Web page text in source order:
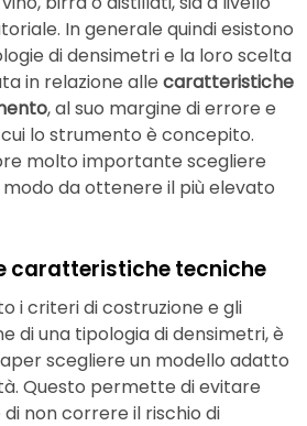
In generale quindi esistono
di densimetri e la loro scelta
in relazione alle caratteristiche
, al suo margine di errore e
lo strumento è concepito.
molto importante scegliere
da ottenere il più elevato
caratteristiche tecniche
i criteri di costruzione e gli
di una tipologia di densimetri, è
scegliere un modello adatto
Questo permette di evitare
non correre il rischio di